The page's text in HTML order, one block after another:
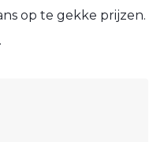
op te gekke prijzen.
.